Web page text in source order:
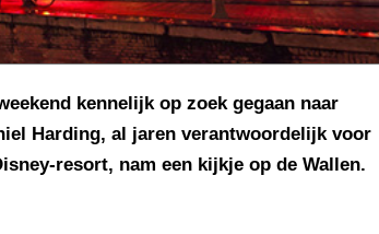
kennelijk op zoek gegaan naar
Harding, al jaren verantwoordelijk voor
resort, nam een kijkje op de Wallen.